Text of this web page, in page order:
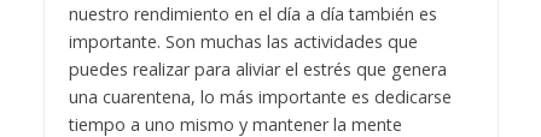
nuestro rendimiento en el día a día también es
importante. Son muchas las actividades que
puedes realizar para aliviar el estrés que genera
una cuarentena, lo más importante es dedicarse
tiempo a uno mismo y mantener la mente